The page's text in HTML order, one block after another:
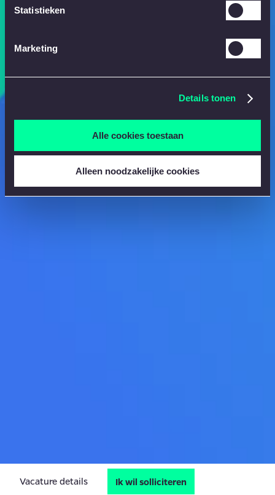
Statistieken
Marketing
Details tonen
Alle cookies toestaan
Alleen noodzakelijke cookies
Vacature details Ik wil solliciteren